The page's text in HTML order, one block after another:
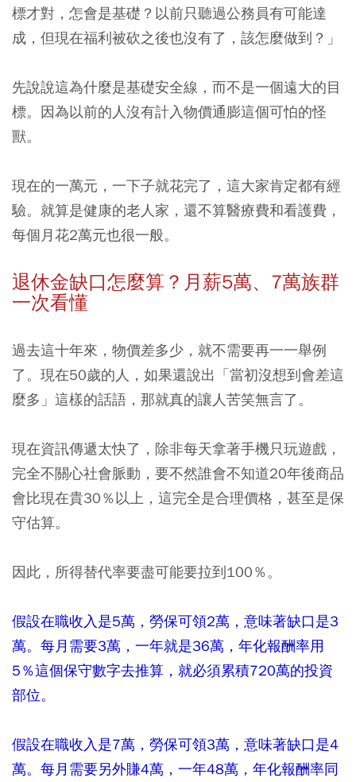
標才對，怎會是基礎？以前只聽過公務員有可能達
成，但現在福利被砍之後也沒有了，該怎麼做到？」
先說說這為什麼是基礎安全線，而不是一個遠大的目
標。因為以前的人沒有計入物價通膨這個可怕的怪
獸。
現在的一萬元，一下子就花完了，這大家肯定都有經
驗。就算是健康的老人家，還不算醫療費和看護費，
每個月花2萬元也很一般。
退休金缺口怎麼算？月薪5萬、7萬族群
一次看懂
過去這十年來，物價差多少，就不需要再一一舉例
了。現在50歲的人，如果還說出「當初沒想到會差這
麼多」這樣的話語，那就真的讓人苦笑無言了。
現在資訊傳遞太快了，除非每天拿著手機只玩遊戲，
完全不關心社會脈動，要不然誰會不知道20年後商品
會比現在貴30％以上，這完全是合理價格，甚至是保
守估算。
因此，所得替代率要盡可能要拉到100％。
假設在職收入是5萬，勞保可領2萬，意味著缺口是3
萬。每月需要3萬，一年就是36萬，年化報酬率用
5％這個保守數字去推算，就必須累積720萬的投資
部位。
假設在職收入是7萬，勞保可領3萬，意味著缺口是4
萬。每月需要另外賺4萬，一年48萬，年化報酬率同